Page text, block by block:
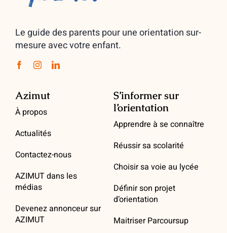
Le guide des parents pour une orientation sur-
mesure avec votre enfant.
Azimut
À propos
Actualités
Contactez-nous
AZIMUT dans les
médias
Devenez annonceur sur
AZIMUT
S’informer sur
l’orientation
Apprendre à se connaître
Réussir sa scolarité
Choisir sa voie au lycée
Définir son projet
d’orientation
Maitriser Parcoursup